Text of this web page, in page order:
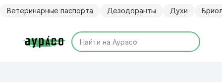
Ветеринарные паспорта Дезодоранты Духи